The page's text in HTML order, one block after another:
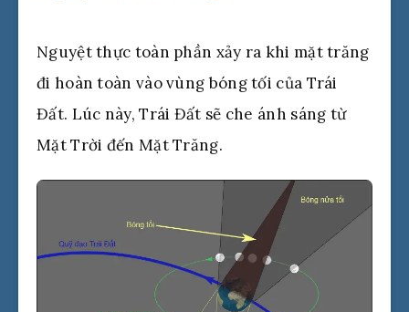
Nguyệt thực toàn phần xảy ra khi mặt trăng
đi hoàn toàn vào vùng bóng tối của Trái
Đất. Lúc này, Trái Đất sẽ che ánh sáng từ
Mặt Trời đến Mặt Trăng.